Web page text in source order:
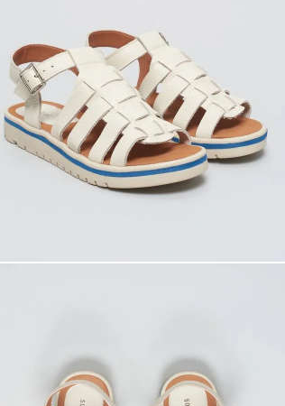
8º
mochila
9 º
anabela
10º bolsas couro